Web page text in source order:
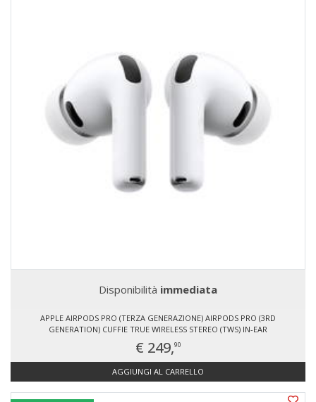
Disponibilità immediata
APPLE AIRPODS PRO (TERZA GENERAZIONE) AIRPODS PRO (3RD
GENERATION) CUFFIE TRUE WIRELESS STEREO (TWS) IN-EAR
CHIAMATE/MUSICA/SP
€ 249,90
AGGIUNGI AL CARRELLO